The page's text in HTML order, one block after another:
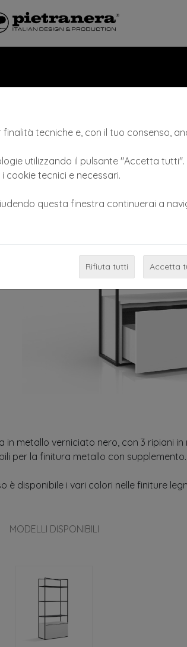
metallo verniciato nero, con 3 ripiani
per la finitura metallo con supplemento.
è disponibile i vari colori nelle finiture
MODELLI DISPONIBILI
tecniche e, con il tuo consenso,
utilizzando il pulsante "Accetta tutti".
cookie tecnici e necessari.
questa finestra continuerai a
Rifiuta tutti Accetta